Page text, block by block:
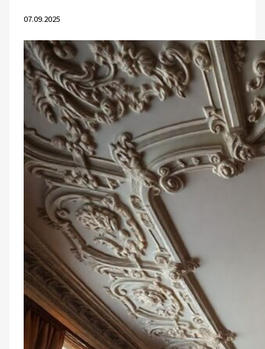
07.09.2025